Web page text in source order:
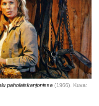
paholaiskanjonissa (1966). Kuva: